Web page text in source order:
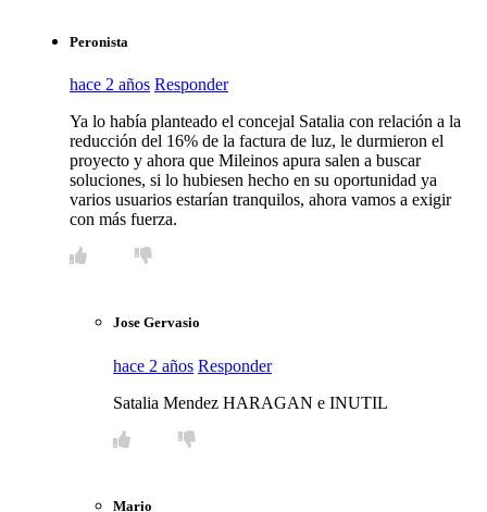
Peronista
hace 2 años Responder
Ya lo había planteado el concejal Satalia con relación a la
reducción del 16% de la factura de luz, le durmieron el
proyecto y ahora que Mileinos apura salen a buscar
soluciones, si lo hubiesen hecho en su oportunidad ya
varios usuarios estarían tranquilos, ahora vamos a exigir
con más fuerza.
Jose Gervasio
hace 2 años Responder
Satalia Mendez HARAGAN e INUTIL
Mario